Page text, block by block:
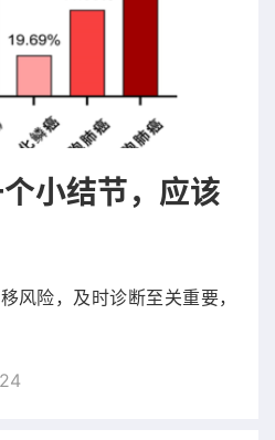
小结节，应该
风险，及时诊断至关重要，